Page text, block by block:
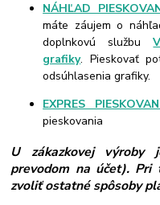
NÁHĽAD
máte záujem o
doplnkovú službu
grafiky. Pieskovať
odsúhlasenia grafiky.
EXPRES
pieskovania
U zákazkovej výroby
prevodom na účet). Pri
zvoliť ostatné spôsoby